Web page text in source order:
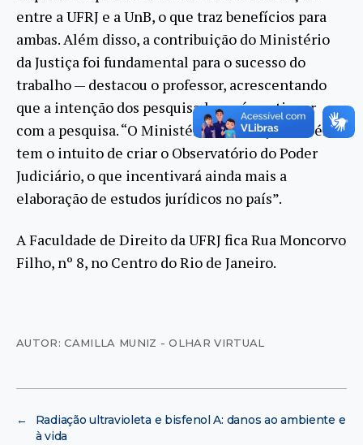
entre a UFRJ e a UnB, o que traz benefícios para
ambas. Além disso, a contribuição do Ministério
da Justiça foi fundamental para o sucesso do
trabalho — destacou o professor, acrescentando
que a intenção dos pesquisadores é continuar
com a pesquisa. “O Ministério da Justiça também
tem o intuito de criar o Observatório do Poder
Judiciário, o que incentivará ainda mais a
elaboração de estudos jurídicos no país”.
A Faculdade de Direito da UFRJ fica Rua Moncorvo
Filho, nº 8, no Centro do Rio de Janeiro.
AUTOR: CAMILLA MUNIZ - OLHAR VIRTUAL
←
Radiação ultravioleta e bisfenol A: danos ao ambiente e
à vida